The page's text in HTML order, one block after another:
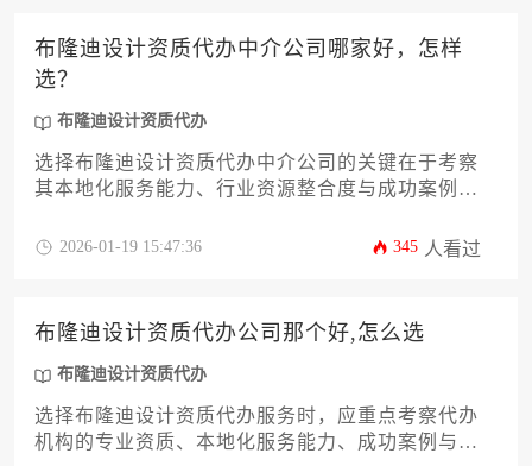
布隆迪设计资质代办中介公司哪家好，怎样
选？
布隆迪设计资质代办
选择布隆迪设计资质代办中介公司的关键在于考察
其本地化服务能力、行业资源整合度与成功案例真
户口碑来综合判断，而非简单以价格或宣传规模为
2026-01-19 15:47:36 345 人看过
布隆迪设计资质代办公司那个好,怎么选
布隆迪设计资质代办
选择布隆迪设计资质代办服务时，应重点考察代办
机构的专业资质、本地化服务能力、成功案例与合